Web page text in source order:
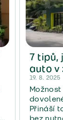
7 tipů,
auto v
19. 8. 2025
Přináší